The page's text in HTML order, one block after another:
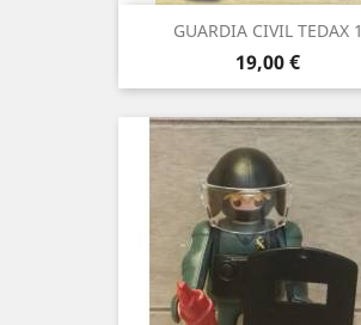
GUARDIA CIVIL TEDAX 1
Precio
19,00 €